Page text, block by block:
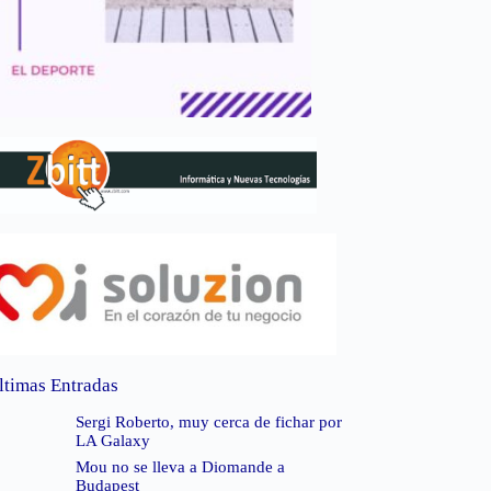
Entradas
Sergi Roberto, muy cerca de fichar por
LA Galaxy
Mou no se lleva a Diomande a
Budapest